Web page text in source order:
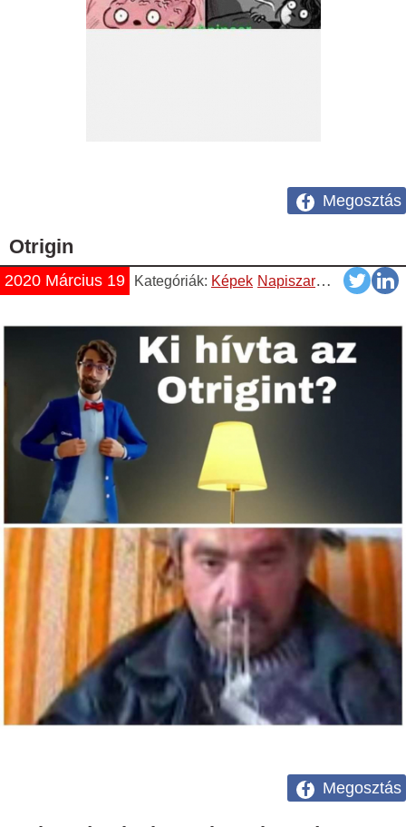
Megosztás
Otrigin
2020 Március 19 Kategóriák: Képek Napiszar Vicces
Megosztás